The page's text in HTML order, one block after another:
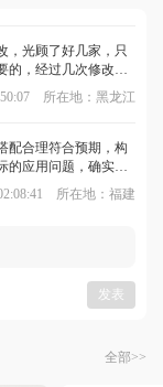
，光顾了好几家，只
的，经过几次修改就
会再来的，谢谢！
所在地：黑龙江
配合理符合预期，构
的应用问题，确实很
02:08:41 所在地：福建
03:26:07 所在地：贵州
再来！
发表
全部>>